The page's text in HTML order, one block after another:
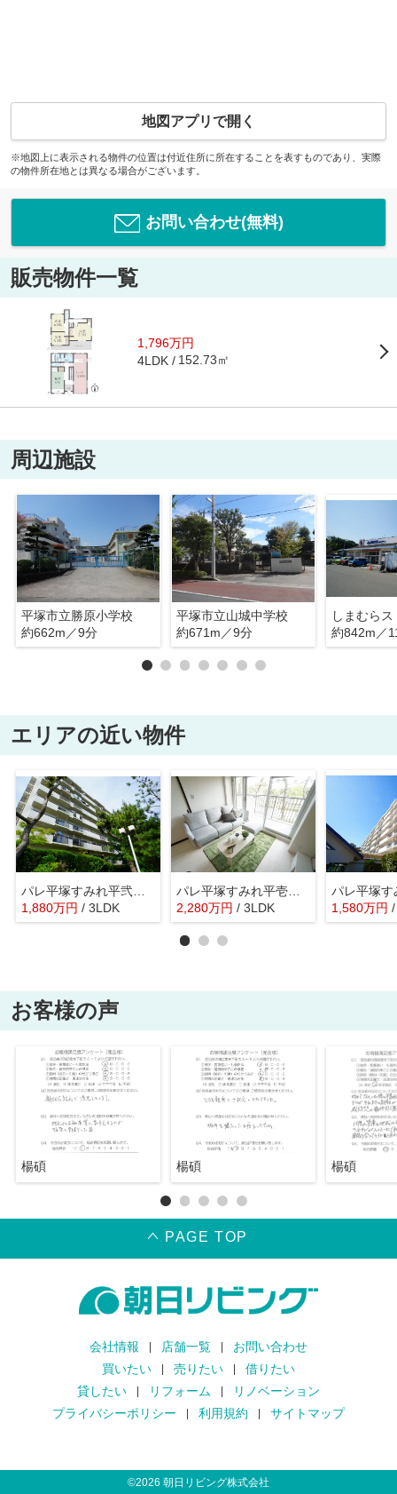
地図アプリで開く
※地図上に表示される物件の位置は付近住所に所在することを表すものであり、実際
の物件所在地とは異なる場合がございます。
お問い合わせ(無料)
販売物件一覧
1,796万円
4LDK 152.73㎡
周辺施設
平塚市立勝原小学校
約662m／9分
平塚市立山城中学校
約671m／9分
しまむら
約842m／
エリアの近い物件
1,880万円 / 3LDK
パレ平塚すみれ平壱番館
2,280万円 / 3LDK
パレ平塚す
1,580万円
お客様の声
楊碩 楊碩 楊碩
PAGE TOP
会社情報 店舗一覧
お問い合わせ
買いたい
売りたい
借りたい
貸したい
リフォーム
リノベーション
プライバシーポリシー
利用規約 サイトマップ
©2026 朝日リビング株式会社